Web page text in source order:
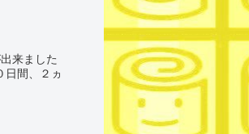
来ました
間、２ヵ